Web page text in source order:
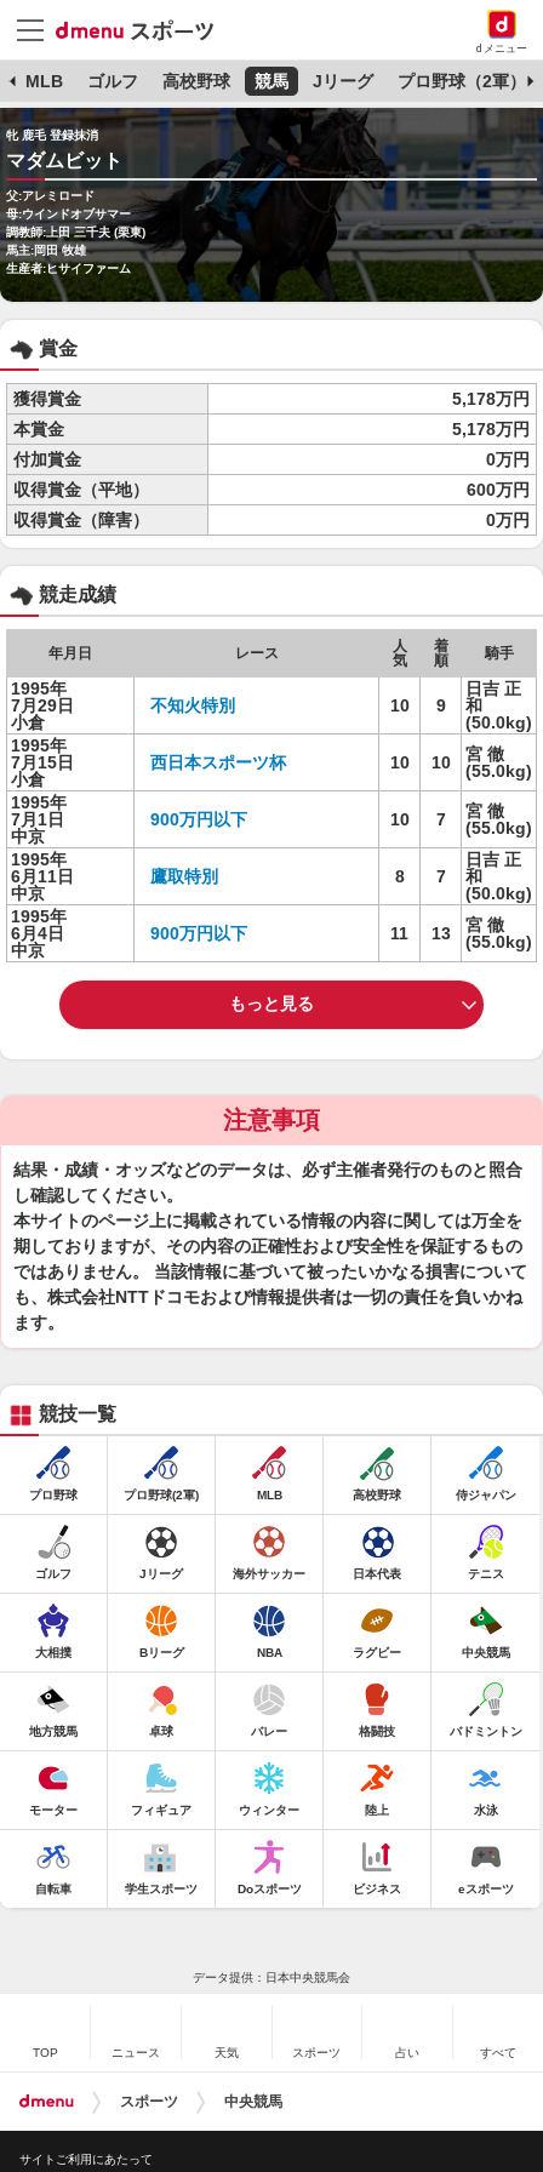
dメニュー
MLB ゴルフ 高校野球 競馬 Jリーグ プロ野球（2軍）
牝 鹿毛 登録抹消
マダムビット
父:アレミロード
母:ウインドオブサマー
調教師:上田 三千夫 (栗東)
馬主:岡田 牧雄
生産者:ヒサイファーム
賞金
獲得賞金
5,178万円
本賞金
5,178万円
付加賞金
0万円
収得賞金（平地）
600万円
収得賞金（障害）
0万円
競走成績
年月日 レース
人
気
着
順
騎手
1995年
7月29日
小倉
不知火特別 10 9
日吉 正
和
(50.0kg)
1995年
7月15日
小倉
西日本スポーツ杯 10 10
宮 徹
(55.0kg)
1995年
7月1日
中京
900万円以下 10 7
宮 徹
(55.0kg)
1995年
6月11日
中京
鷹取特別 8 7
日吉 正
和
(50.0kg)
1995年
6月4日
中京
900万円以下 11 13
宮 徹
(55.0kg)
もっと見る
注意事項
結果・成績・オッズなどのデータは、必ず主催者発行のものと照合
し確認してください。
本サイトのページ上に掲載されている情報の内容に関しては万全を
期しておりますが、その内容の正確性および安全性を保証するもの
ではありません。 当該情報に基づいて被ったいかなる損害について
も、株式会社NTTドコモおよび情報提供者は一切の責任を負いかね
ます。
競技一覧
プロ野球 プロ野球(2軍) MLB 高校野球 侍ジャパン
ゴルフ Jリーグ 海外サッカー 日本代表 テニス
大相撲 Bリーグ NBA ラグビー 中央競馬
地方競馬 卓球 バレー 格闘技 バドミントン
モーター フィギュア ウィンター 陸上 水泳
自転車 学生スポーツ Doスポーツ ビジネス eスポーツ
データ提供：日本中央競馬会
TOP ニュース 天気 スポーツ 占い すべて
スポーツ 中央競馬
サイトご利用にあたって